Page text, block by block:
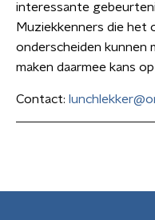
interessante
Muziekkenners die het
onderscheiden kunnen
maken daarmee kans
Contact: